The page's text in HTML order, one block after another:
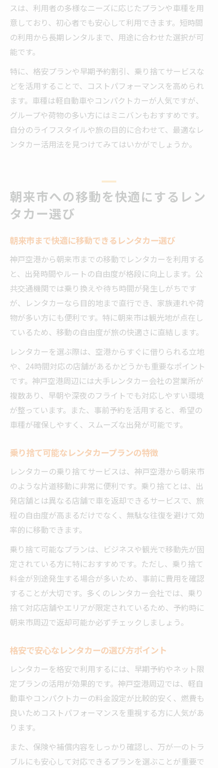
スは、利用者の多様なニーズに応じたプランや車種を用
意しており、初心者でも安心して利用できます。短時間
の利用から長期レンタルまで、用途に合わせた選択が可
能です。
特に、格安プランや早期予約割引、乗り捨てサービスな
どを活用することで、コストパフォーマンスを高められ
ます。車種は軽自動車やコンパクトカーが人気ですが、
グループや荷物の多い方にはミニバンもおすすめです。
自分のライフスタイルや旅の目的に合わせて、最適なレ
ンタカー活用法を見つけてみてはいかがでしょうか。
朝来市への移動を快適にするレン
タカー選び
朝来市まで快適に移動できるレンタカー選び
神戸空港から朝来市までの移動でレンタカーを利用する
と、出発時間やルートの自由度が格段に向上します。公
共交通機関では乗り換えや待ち時間が発生しがちです
が、レンタカーなら目的地まで直行でき、家族連れや荷
物が多い方にも便利です。特に朝来市は観光地が点在し
ているため、移動の自由度が旅の快適さに直結します。
レンタカーを選ぶ際は、空港からすぐに借りられる立地
や、24時間対応の店舗があるかどうかも重要なポイント
です。神戸空港周辺には大手レンタカー会社の営業所が
複数あり、早朝や深夜のフライトでも対応しやすい環境
が整っています。また、事前予約を活用すると、希望の
車種が確保しやすく、スムーズな出発が可能です。
乗り捨て可能なレンタカープランの特徴
レンタカーの乗り捨てサービスは、神戸空港から朝来市
のような片道移動に非常に便利です。乗り捨てとは、出
発店舗とは異なる店舗で車を返却できるサービスで、旅
程の自由度が高まるだけでなく、無駄な往復を避けて効
率的に移動できます。
乗り捨て可能なプランは、ビジネスや観光で移動先が固
定されている方に特におすすめです。ただし、乗り捨て
料金が別途発生する場合が多いため、事前に費用を確認
することが大切です。多くのレンタカー会社では、乗り
捨て対応店舗やエリアが限定されているため、予約時に
朝来市周辺で返却可能か必ずチェックしましょう。
格安で安心なレンタカーの選び方ポイント
レンタカーを格安で利用するには、早期予約やネット限
定プランの活用が効果的です。神戸空港周辺では、軽自
動車やコンパクトカーの料金設定が比較的安く、燃費も
良いためコストパフォーマンスを重視する方に人気があ
ります。
また、保険や補償内容をしっかり確認し、万が一のトラ
ブルにも安心して対応できるプランを選ぶことが重要で